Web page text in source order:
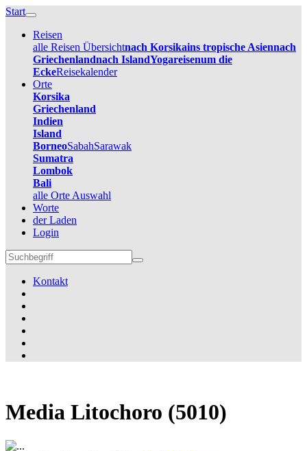
Start
Reisen
alle Reisen Übersichtnach Korsikains tropische Asiennach
Griechenlandnach IslandYogareisenum die
EckeReisekalender
Orte
Korsika
Griechenland
Indien
Island
BorneoSabahSarawak
Sumatra
Lombok
Bali
alle Orte Auswahl
Worte
der Laden
Login
Kontakt
Media Litochoro (5010)